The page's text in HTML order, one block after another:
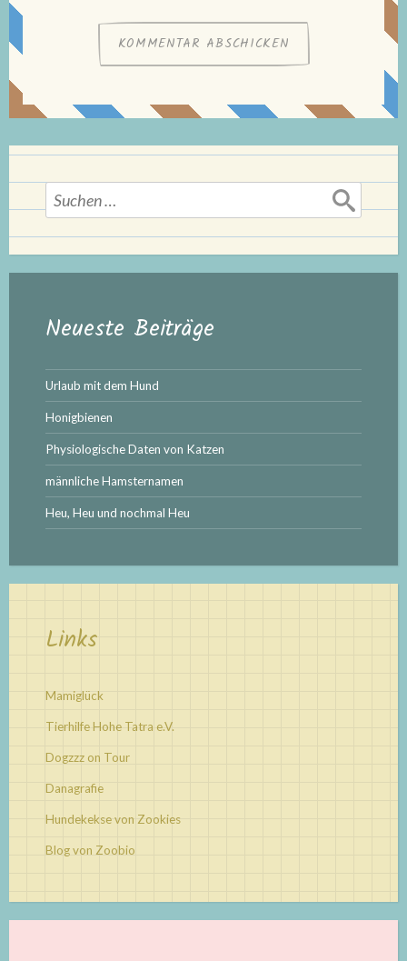
Suchen
nach:
Neueste Beiträge
Urlaub mit dem Hund
Honigbienen
Physiologische Daten von Katzen
männliche Hamsternamen
Heu, Heu und nochmal Heu
Links
Mamiglück
Tierhilfe Hohe Tatra e.V.
Dogzzz on Tour
Danagrafie
Hundekekse von Zookies
Blog von Zoobio